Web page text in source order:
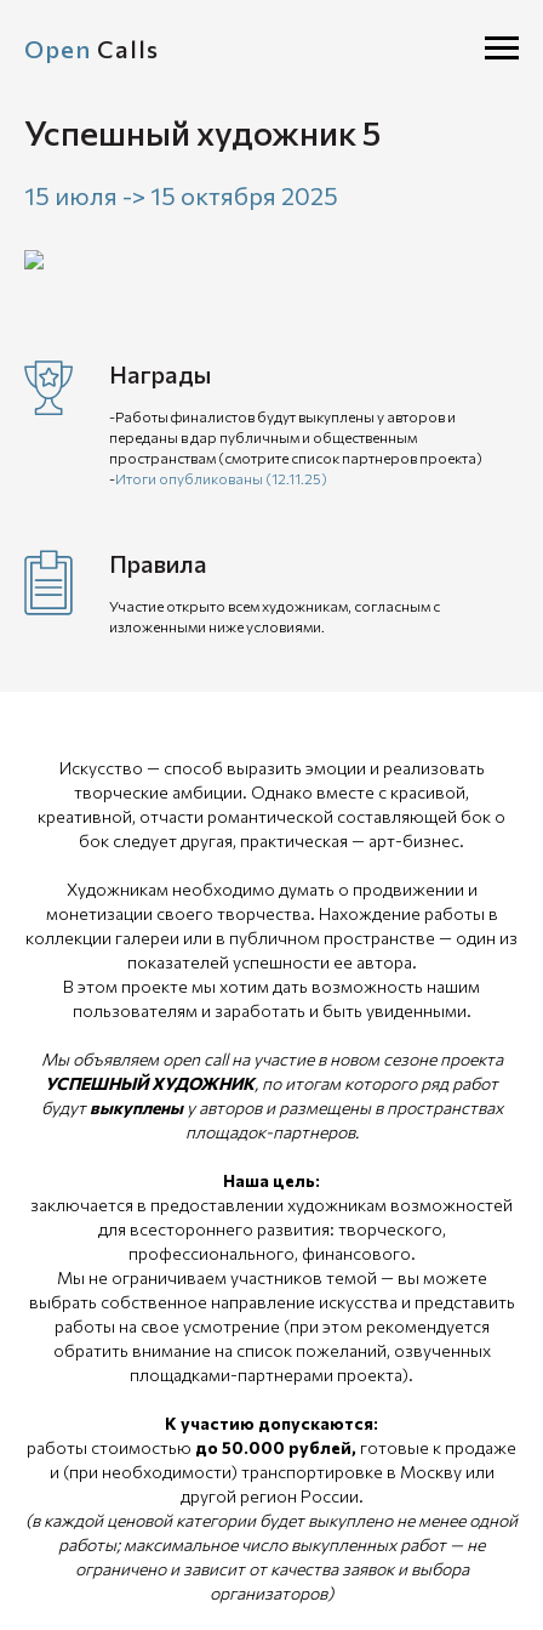
Open Calls
Успешный художник 5
15 июля -> 15 октября 2025
Награды
-Работы финалистов будут выкуплены у авторов и
переданы в дар публичным и общественным
пространствам (смотрите список партнеров проекта)
-Итоги опубликованы (12.11.25)
Правила
Участие открыто всем художникам, согласным с
изложенными ниже условиями.
Искусство — способ выразить эмоции и реализовать
творческие амбиции. Однако вместе с красивой,
креативной, отчасти романтической составляющей бок о
бок следует другая, практическая — арт-бизнес.
Художникам необходимо думать о продвижении и
монетизации своего творчества. Нахождение работы в
коллекции галереи или в публичном пространстве — один из
показателей успешности ее автора.
В этом проекте мы хотим дать возможность нашим
пользователям и заработать и быть увиденными.
Мы объявляем open call на участие в новом сезоне проекта
УСПЕШНЫЙ ХУДОЖНИК, по итогам которого ряд работ
будутвыкуплены у авторов и размещены в пространствах
площадок-партнеров.
Наша цель:
заключается в предоставлении художникам возможностей
для всестороннего развития: творческого,
профессионального, финансового.
Мы не ограничиваем участников темой — вы можете
выбрать собственное направление искусства и представить
работы на свое усмотрение (при этом рекомендуется
обратить внимание на список пожеланий, озвученных
площадками-партнерами проекта).
К участию допускаются:
работы стоимостью до 50.000 рублей, готовые к продаже
и (при необходимости) транспортировке в Москву или
другой регион России.
(в каждой ценовой категории будет выкуплено не менее одной
работы; максимальное число выкупленных работ — не
ограничено и зависит от качества заявок и выбора
организаторов)